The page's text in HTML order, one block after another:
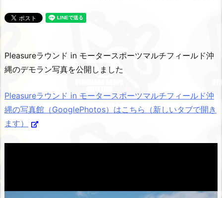
Pleasureラウンド in モータースポーツマルチフィールド沖
縄のデモラン写真を公開しました
Pleasureラウンド in モータースポーツマルチフィールド沖
縄の写真館（GooglePhotos）はこちら（新しいタブで開き
ます）